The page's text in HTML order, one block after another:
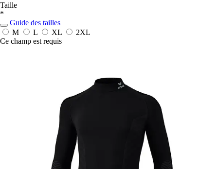
Taille
*
Guide des tailles
M
L XL
2XL
Ce champ est requis